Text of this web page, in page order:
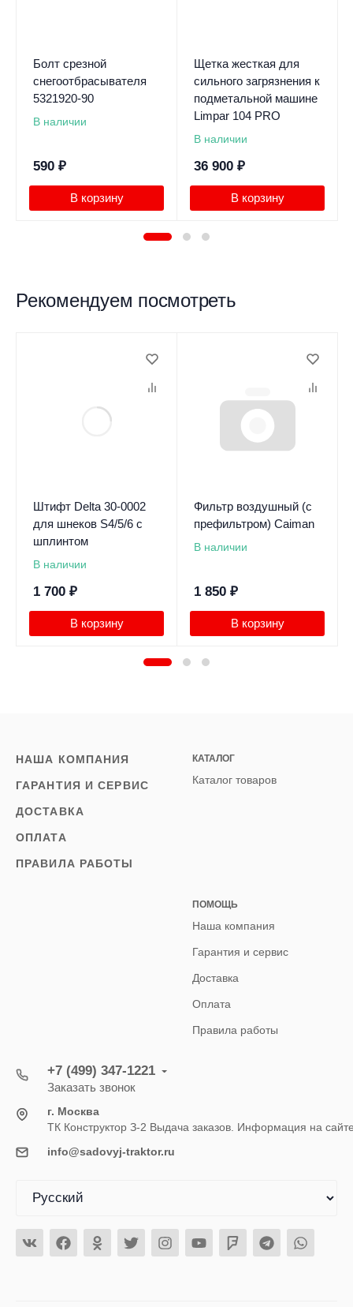
Болт срезной
снегоотбрасывателя
5321920-90
В наличии
590 ₽
В корзину
Щетка жесткая для
сильного загрязнения к
подметальной машине
Limpar 104 PRO
В наличии
36 900 ₽
В корзину
Рекомендуем посмотреть
Штифт Delta 30-0002
для шнеков S4/5/6 с
шплинтом
В наличии
1 700 ₽
В корзину
Фильтр воздушный (с
префильтром) Caiman
В наличии
1 850 ₽
В корзину
НАША КОМПАНИЯ
ГАРАНТИЯ И СЕРВИС
ДОСТАВКА
ОПЛАТА
ПРАВИЛА РАБОТЫ
КАТАЛОГ
Каталог товаров
ПОМОЩЬ
Наша компания
Гарантия и сервис
Доставка
Оплата
Правила работы
+7 (499) 347-1221
Заказать звонок
г. Москва
ТК Конструктор З-2 Выдача заказов. Информация на
info@sadovyj-traktor.ru